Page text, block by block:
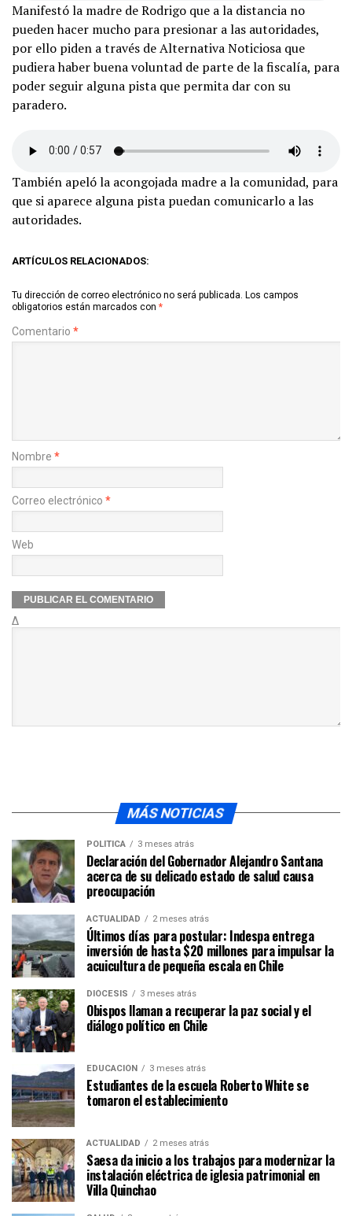
Manifestó la madre de Rodrigo que a la distancia no
pueden hacer mucho para presionar a las autoridades,
por ello piden a través de Alternativa Noticiosa que
pudiera haber buena voluntad de parte de la fiscalía, para
poder seguir alguna pista que permita dar con su
paradero.
También apeló la acongojada madre a la comunidad, para
que si aparece alguna pista puedan comunicarlo a las
autoridades.
ARTÍCULOS RELACIONADOS:
Tu dirección de correo electrónico no será publicada. Los campos
obligatorios están marcados con *
Comentario *
Nombre *
Correo electrónico *
Web
Δ
MÁS NOTICIAS
POLÍTICA 3 meses atrás
Declaración del Gobernador Alejandro Santana
acerca de su delicado estado de salud causa
preocupación
ACTUALIDAD 2 meses atrás
Últimos días para postular: Indespa entrega
inversión de hasta $20 millones para impulsar la
acuicultura de pequeña escala en Chile
DIÓCESIS 3 meses atrás
Obispos llaman a recuperar la paz social y el
diálogo político en Chile
EDUCACIÓN 3 meses atrás
Estudiantes de la escuela Roberto White se
tomaron el establecimiento
ACTUALIDAD 2 meses atrás
Saesa da inicio a los trabajos para modernizar la
instalación eléctrica de iglesia patrimonial en
Villa Quinchao